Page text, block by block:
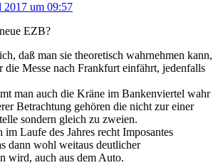
2017 um 09:57
EZB?
daß man sie theoretisch wahrnehmen kann,
die Messe nach Frankfurt einfährt, jedenfalls
man auch die Kräne im Bankenviertel wahr
Betrachtung gehören die nicht zur einer
sondern gleich zu zweien.
Laufe des Jahres recht Imposantes
dann wohl weitaus deutlicher
wird, auch aus dem Auto.